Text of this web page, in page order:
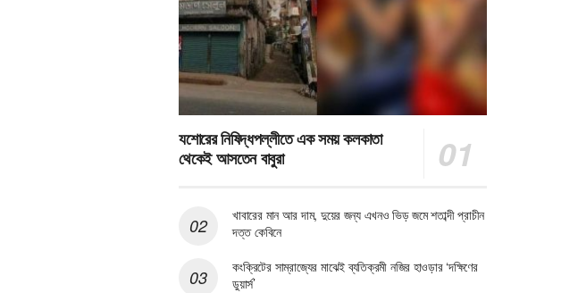
যশোরের নিষিদ্ধপল্লীতে এক সময় কলকাতা
থেকেই আসতেন বাবুরা
খাবারের মান আর দাম, দুয়ের জন্য এখনও ভিড় জমে শতাব্দী প্রাচীন
দত্ত কেবিনে
কংক্রিটের সাম্রাজ্যের মাঝেই ব্যতিক্রমী নজির হাওড়ার ‘দক্ষিণের
ডুয়ার্স’